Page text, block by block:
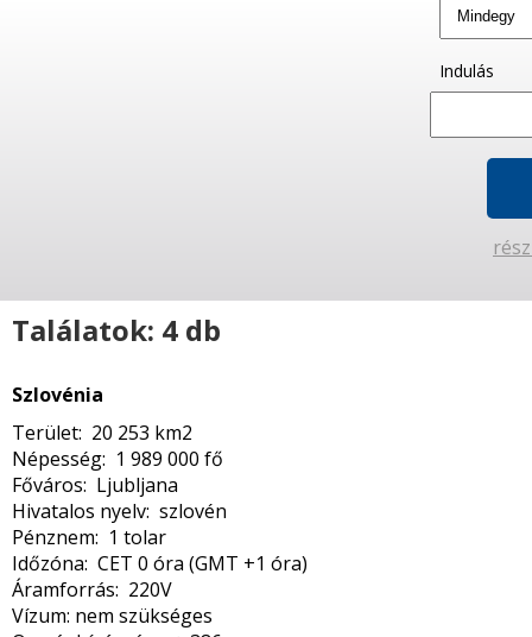
Indulás
Találatok: 4 db
Szlovénia
Terület: 20 253 km2
Népesség: 1 989 000 fő
Főváros: Ljubljana
Hivatalos nyelv: szlovén
Pénznem: 1 tolar
Időzóna: CET 0 óra (GMT +1 óra)
Áramforrás: 220V
Vízum: nem szükséges